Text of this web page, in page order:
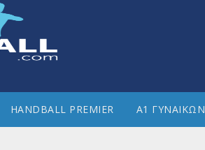
HANDBALL PREMIER Α1 ΓΥΝΑΙΚΩΝ